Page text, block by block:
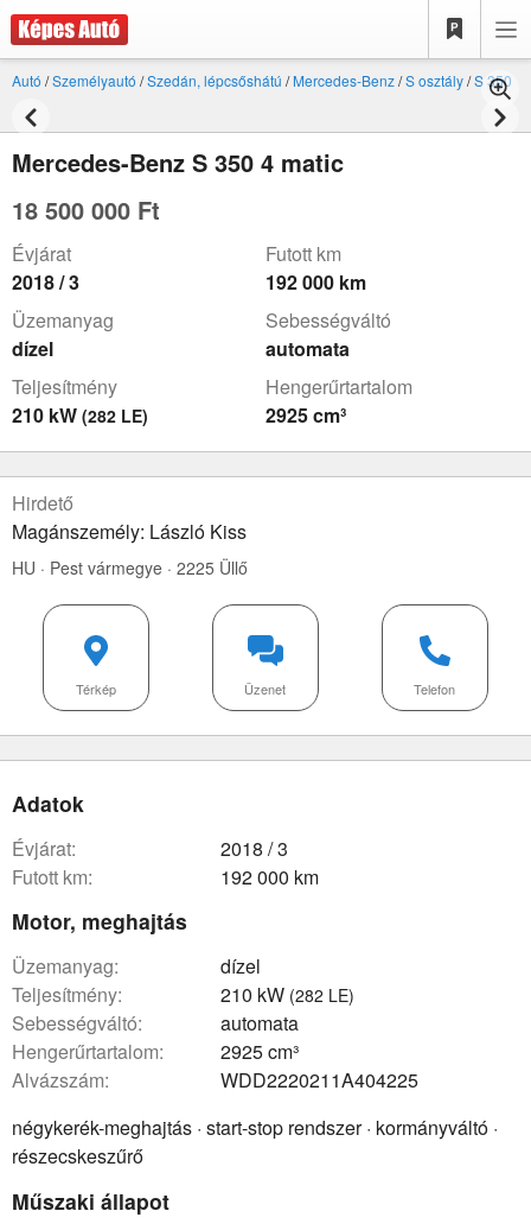
Autó /Személyautó /Szedán, lépcsőshátú /Mercedes-Benz/S osztály/S 350
Mercedes-Benz S 350 4 matic
18 500 000 Ft
Évjárat
2018 / 3
Futott km
192 000 km
Üzemanyag
dízel
Sebességváltó
automata
Teljesítmény
210 kW (282 LE)
Hengerűrtartalom
2925 cm³
Hirdető
Magánszemély: László Kiss
HU · Pest vármegye · 2225 Üllő
Telefon
Üzenet
Térkép
Adatok
évjárat:
2018 / 3
futott km:
192 000 km
Motor, meghajtás
üzemanyag:
dízel
teljesítmény:
210 kW (282 LE)
sebességváltó:
automata
hengerűrtartalom:
2925 cm³
Alvázszám:
WDD2220211A404225
négykerék-meghajtás · start-stop rendszer · kormányváltó ·
részecskeszűrő
Műszaki állapot